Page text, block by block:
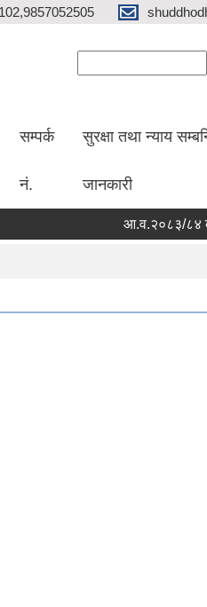
सम्पर्क
नं.
सुरक्षा तथा न्याय
जानकारी
आ.व.२०८३/८४ को